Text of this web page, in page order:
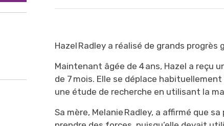
Hazel Radley a réalisé de grands progrès
Maintenant âgée de 4 ans, Hazel a reçu
de 7 mois. Elle se déplace
une étude de recherche en utilisant la
Sa mère, Melanie Radley, a affirmé que sa